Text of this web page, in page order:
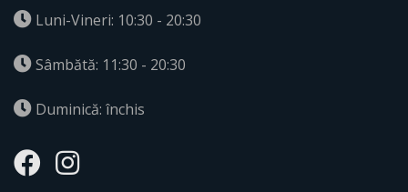
Luni-Vineri: 10:30 - 20:30
Sâmbătă: 11:30 - 20:30
Duminică: închis